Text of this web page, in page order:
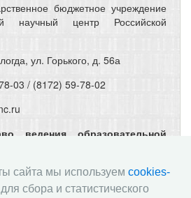
бюджетное учреждение
научный центр Российской
ул. Горького, д. 56а
03 / (8172) 59-78-02
ведения образовательной
регистрационный № № Л035-
сайта мы используем cookies-
сбора и статистического